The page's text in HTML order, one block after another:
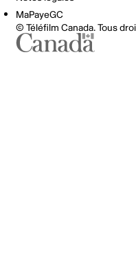
MaPayeGC
© Téléfilm Canada. Tous